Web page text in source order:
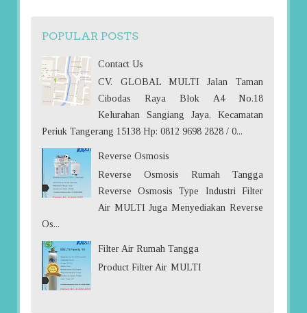
POPULAR POSTS
Contact Us
CV. GLOBAL MULTI Jalan Taman
Cibodas Raya Blok A4 No.18
Kelurahan Sangiang Jaya, Kecamatan
Periuk Tangerang 15138 Hp: 0812 9698 2828 / 0...
Reverse Osmosis
Reverse Osmosis Rumah Tangga
Reverse Osmosis Type Industri Filter
Air MULTI Juga Menyediakan Reverse
Os...
Filter Air Rumah Tangga
Product Filter Air MULTI